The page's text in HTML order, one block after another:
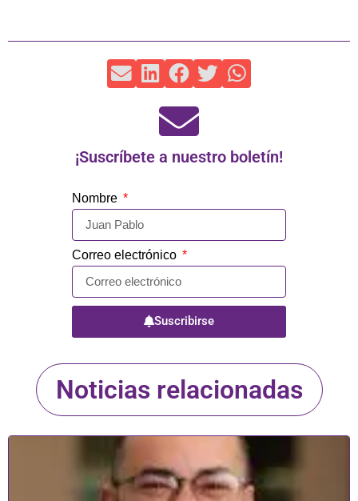
¡Suscríbete a nuestro boletín!
Nombre
Correo electrónico
Suscribirse
Noticias relacionadas